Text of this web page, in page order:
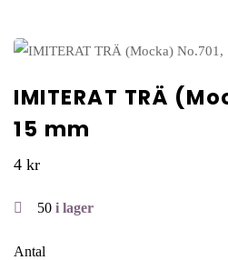
IMITERAT TRÄ
15 mm
4 kr
50 i lager
Antal